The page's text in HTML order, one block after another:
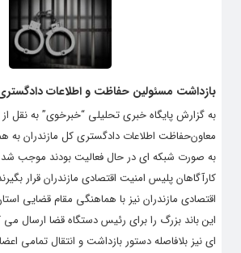
بازداشت مسئولین حفاظت و اطلاعات
به گزارش پایگاه خبری تحلیلی “خبرخوی” به نقل
معاون‌حفاظت اطلاعات دادگستری کل مازندران به
به صورت شبکه ای در حال فعالیت بودند موجب
کارآگاهان پلیس امنیت اقتصادی مازندران قرار
اقتصادی مازندران نیز با هماهنگی مقام قضایی
این باند بزرگ را برای رئیس دستگاه قضا ارسال
ای نیز بلافاصله دستور بازداشت و انتقال تمامی